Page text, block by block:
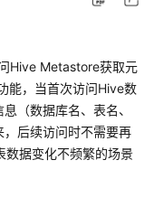
Hive Metastore获取元
能，当首次访问Hive数
（数据库名、表名、
后续访问时不需要再
据变化不频繁的场景